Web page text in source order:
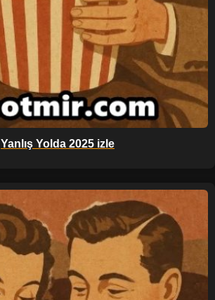
Yanlış Yolda 2025 izle